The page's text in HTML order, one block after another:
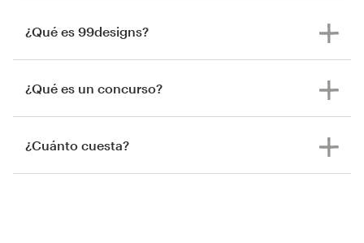
¿Qué es 99designs?
¿Qué es un concurso?
¿Cuánto cuesta?